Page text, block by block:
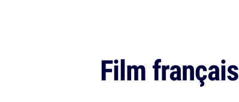
Film français